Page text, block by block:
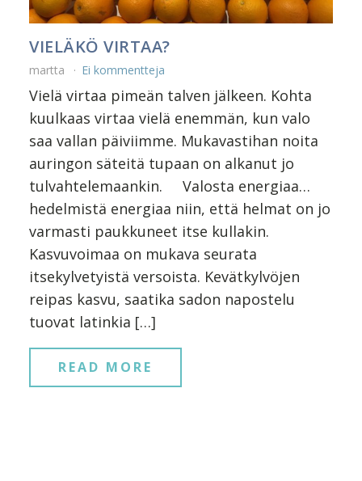
VIELÄKÖ VIRTAA?
martta Ei kommentteja
Vielä virtaa pimeän talven jälkeen. Kohta
kuulkaas virtaa vielä enemmän, kun valo
saa vallan päiviimme. Mukavastihan noita
auringon säteitä tupaan on alkanut jo
tulvahtelemaankin. Valosta energiaa…
hedelmistä energiaa niin, että helmat on jo
varmasti paukkuneet itse kullakin.
Kasvuvoimaa on mukava seurata
itsekylvetyistä versoista. Kevätkylvöjen
reipas kasvu, saatika sadon napostelu
tuovat latinkia […]
READ MORE